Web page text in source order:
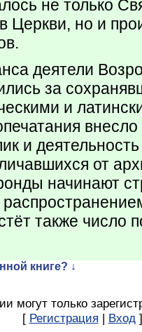
не только
Церкви, но и
деятели
за
и
и
от
начинают
также число
книге? ↓
могут только
[ Регистрация | Вход ]